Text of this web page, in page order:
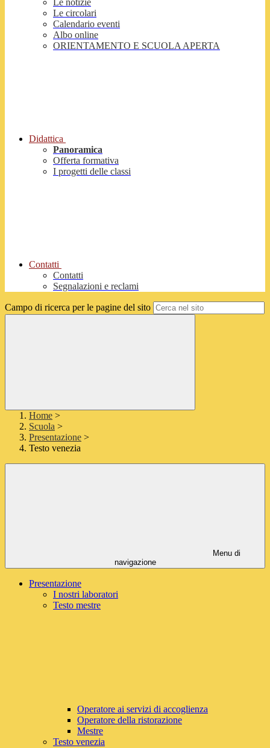
Le notizie
Le circolari
Calendario eventi
Albo online
ORIENTAMENTO E SCUOLA APERTA
Didattica
Panoramica
Offerta formativa
I progetti delle classi
Contatti
Contatti
Segnalazioni e reclami
Campo di ricerca per le pagine del sito
Home >
Scuola >
Presentazione >
Testo venezia
Menu di
navigazione
Presentazione
I nostri laboratori
Testo mestre
Operatore ai servizi di accoglienza
Operatore della ristorazione
Mestre
Testo venezia